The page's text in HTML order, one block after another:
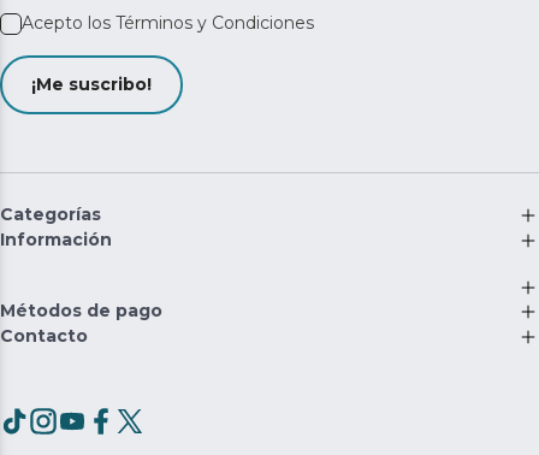
Acepto los Términos y Condiciones
¡Me suscribo!
Categorías
Información
Métodos de pago
Contacto